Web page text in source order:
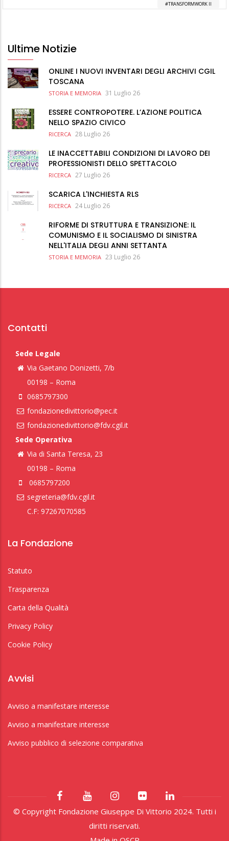
TRANSFORMWORK II
Ultime Notizie
ONLINE I NUOVI INVENTARI DEGLI ARCHIVI CGIL
TOSCANA
STORIA E MEMORIA 31 Luglio 26
ESSERE CONTROPOTERE. L’AZIONE POLITICA
NELLO SPAZIO CIVICO
RICERCA 28 Luglio 26
LE INACCETTABILI CONDIZIONI DI LAVORO DEI
PROFESSIONISTI DELLO SPETTACOLO
RICERCA 27 Luglio 26
SCARICA L'INCHIESTA RLS
RICERCA 24 Luglio 26
RIFORME DI STRUTTURA E TRANSIZIONE: IL
COMUNISMO E IL SOCIALISMO DI SINISTRA
NELL'ITALIA DEGLI ANNI SETTANTA
STORIA E MEMORIA 23 Luglio 26
Contatti
Sede Legale
Via Gaetano Donizetti, 7/b
00198 – Roma
0685797300
fondazionedivittorio@pec.it
fondazionedivittorio@fdv.cgil.it
Sede Operativa
Via di Santa Teresa, 23
00198 – Roma
0685797200
segreteria@fdv.cgil.it
C.F: 97267070585
La Fondazione
Statuto
Trasparenza
Carta della Qualità
Privacy Policy
Cookie Policy
Avvisi
Avviso a manifestare interesse
Avviso a manifestare interesse
Avviso pubblico di selezione comparativa
© Copyright Fondazione Giuseppe Di Vittorio 2024. Tutti i
diritti riservati.